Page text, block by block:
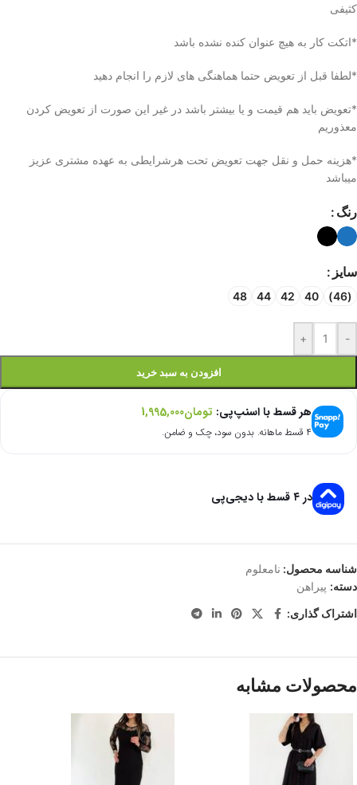
کثیفی
*اتکت کار به هیچ عنوان کنده نشده باشد
*لطفا قبل از تعویض حتما هماهنگی های لازم را انجام دهید
*تعویض باید هم قیمت و یا بیشتر باشد در غیر این صورت از تعویض کردن
معذوریم
*هزینه حمل و نقل جهت تعویض تحت هرشرایطی به عهده مشتری عزیز
میباشد
رنگ
سایز
(46)
40
42
44
48
-
+
افزودن به سبد خرید
هر قسط با اسنپ‌پی: تومان1,995,000
۴ قسط ماهانه. بدون سود، چک و ضامن.
در ۴ قسط با دیجی‌پی
شناسه محصول: نامعلوم
دسته: پیراهن
اشتراک گذاری:
محصولات مشابه